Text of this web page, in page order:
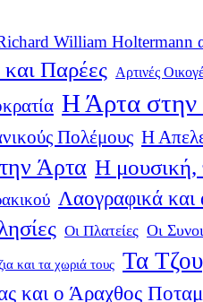
William Holtermann
Παρέες Αρτινές
Η Άρτα στην
Πολέμους Η
Άρτα Η μουσική,
Λαογραφικά και
Οι Πλατείες Οι
και τα χωριά τους Τα
και ο Άραχθος